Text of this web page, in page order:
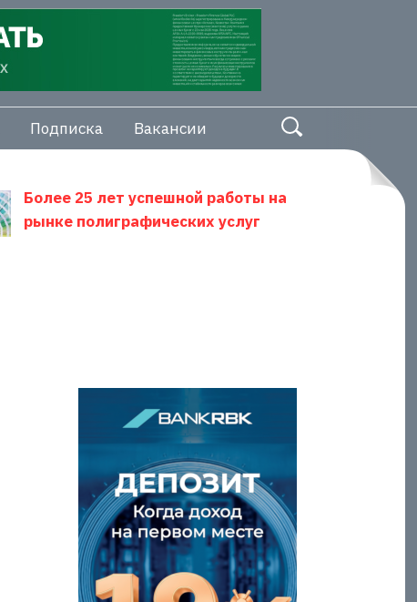
Подписка Вакансии
Более 25 лет успешной работы на
рынке полиграфических услуг